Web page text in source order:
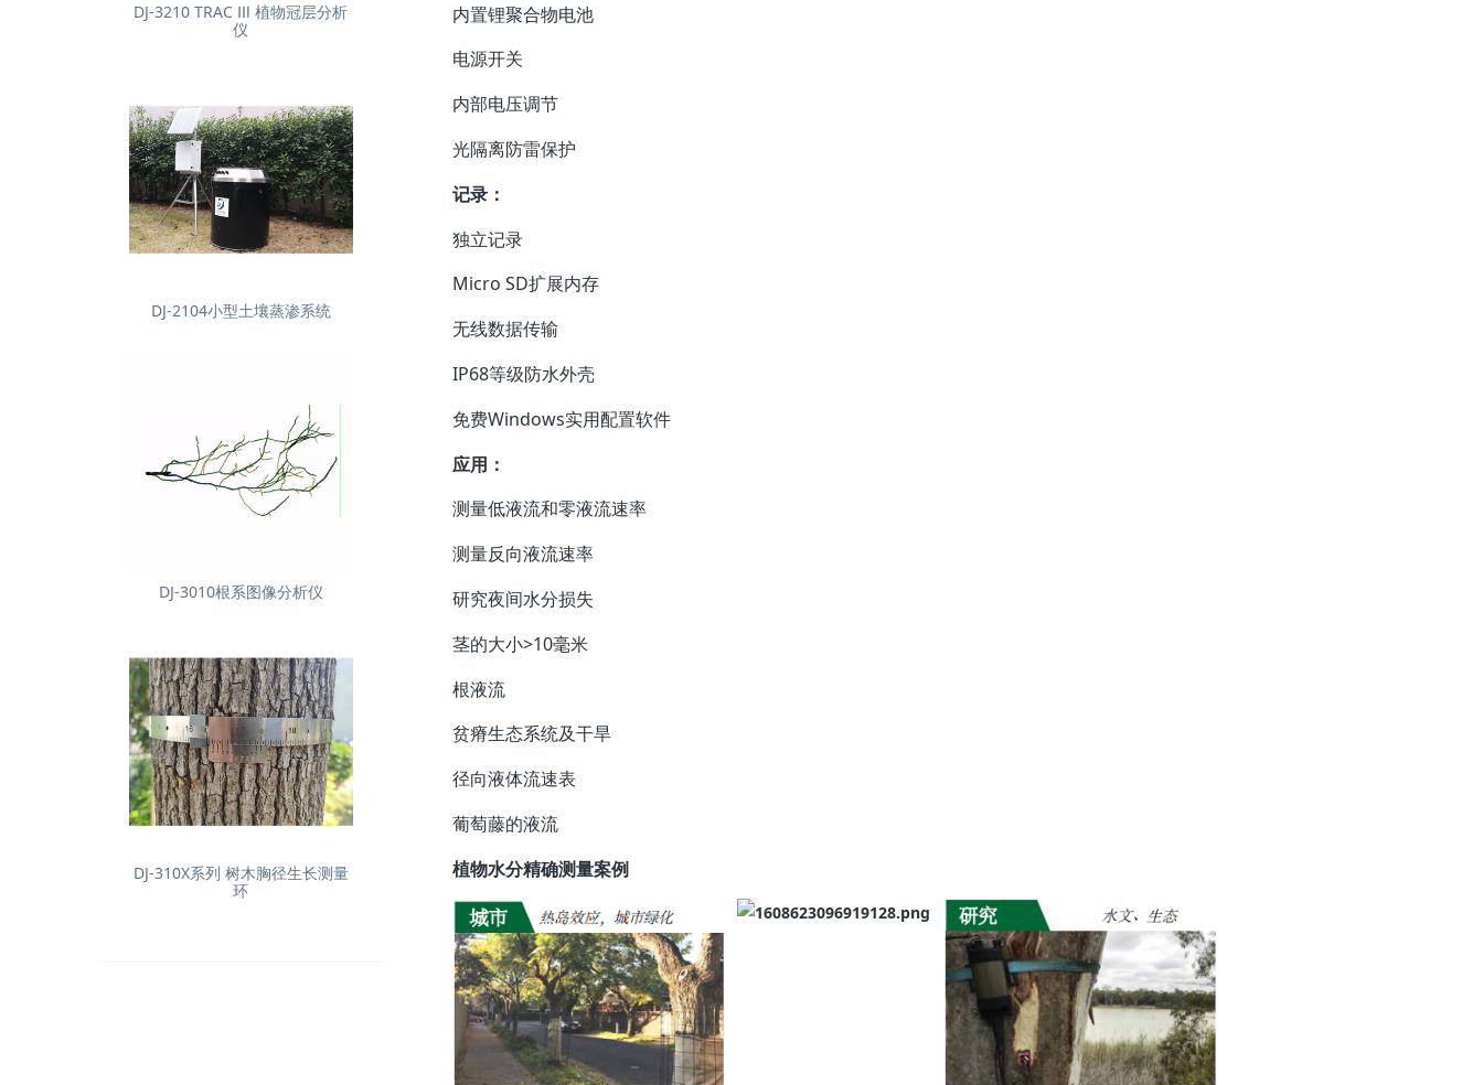
内置锂聚合物电池
电源开关
内部电压调节
光隔离防雷保护
记录：
独立记录
Micro SD扩展内存
无线数据传输
IP68等级防水外壳
免费Windows实用配置软件
应用：
测量低液流和零液流速率
测量反向液流速率
研究夜间水分损失
茎的大小>10毫米
根液流
贫瘠生态系统及干旱
径向液体流速表
葡萄藤的液流
植物水分精确测量案例
DJ-3210 TRAC Ⅲ 植物冠层分析
仪
DJ-2104小型土壤蒸渗系统
DJ-3010根系图像分析仪
DJ-310X系列 树木胸径生长测量
环